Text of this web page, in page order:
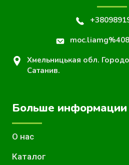
Хмельницькая обл.
Сатанив.
Больше информации
О нас
Каталог